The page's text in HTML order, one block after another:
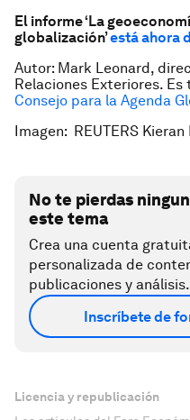
El informe ‘La
globalización’está ahora
Autor: Mark Leonard,
Relaciones Exteriores.
Consejo para la Agenda
Imagen: REUTERS
No te pierdas
este tema
Crea una cuenta
personalizada de
publicaciones y análisis.
Inscríbete de
Licencia y republicación